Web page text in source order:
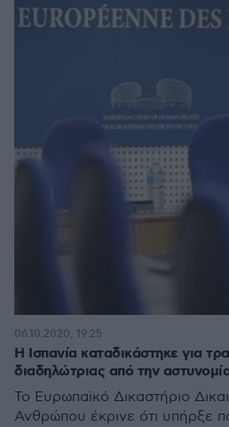
Η Ισπανία καταδικάστηκε για
διαδηλώτριας από την
Το Ευρωπαϊκό Δικαστήριο
Ανθρώπου έκρινε ότι υπήρξε
06.10.2020, 19:25